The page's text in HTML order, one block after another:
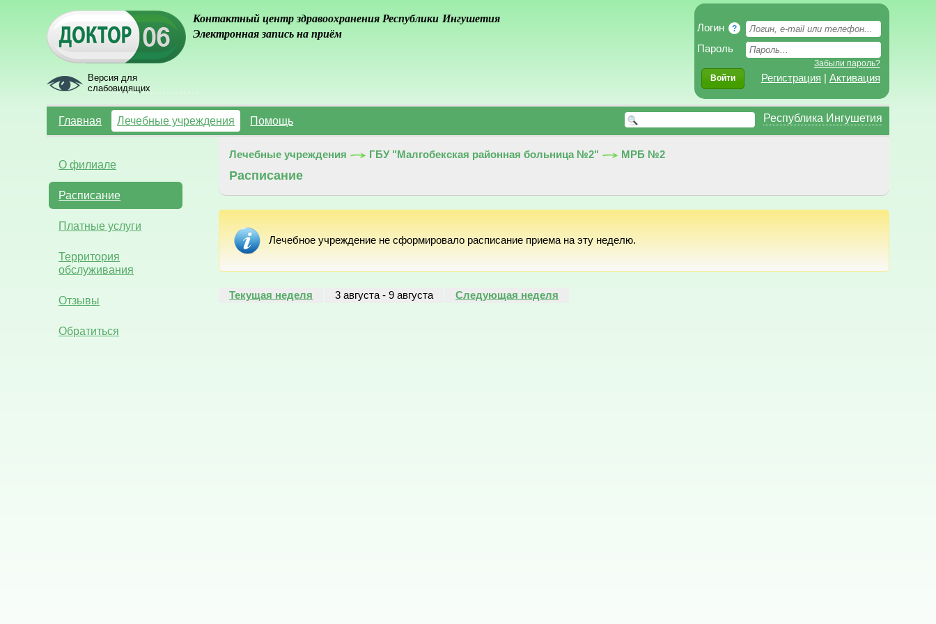
Версия для
слабовидящих
Контактный центр здравоохранения Республики Ингушетия
Электронная запись на приём
Логин ?
Пароль
Войти
Забыли пароль?
Регистрация Активация
Республика Ингушетия
Главная Лечебные учреждения Помощь
О филиале
Расписание
Платные услуги
Территория
обслуживания
Отзывы
Обратиться
Лечебные учреждения ГБУ "Малгобекская районная больница №2" МРБ №2
Расписание
Лечебное учреждение не сформировало расписание приема на эту неделю.
Текущая неделя 3 августа-9 августа Следующая неделя